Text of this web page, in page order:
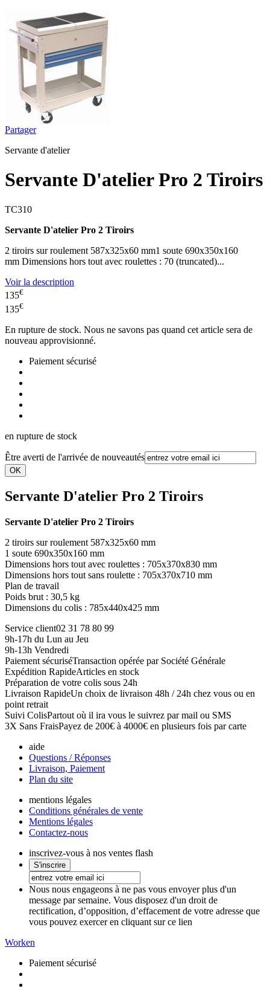
Partager
Servante d'atelier
Servante D'atelier Pro 2 Tiroirs
TC310
Servante D'atelier Pro 2 Tiroirs
2 tiroirs sur roulement 587x325x60 mm1 soute 690x350x160
mm Dimensions hors tout avec roulettes : 70 (truncated)...
Voir la description
135€
135€
En rupture de stock. Nous ne savons pas quand cet article sera de
nouveau approvisionné.
Paiement sécurisé
en rupture de stock
Être averti de l'arrivée de nouveautés
Servante D'atelier Pro 2 Tiroirs
Servante D'atelier Pro 2 Tiroirs
2 tiroirs sur roulement 587x325x60 mm
1 soute 690x350x160 mm
Dimensions hors tout avec roulettes : 705x370x830 mm
Dimensions hors tout sans roulette : 705x370x710 mm
Plan de travail
Poids brut : 30,5 kg
Dimensions du colis : 785x440x425 mm
Service client02 31 78 80 99
9h-17h du Lun au Jeu
9h-13h Vendredi
Paiement sécuriséTransaction opérée par Société Générale
Expédition RapideArticles en stock
Préparation de votre colis sous 24h
Livraison RapideUn choix de livraison 48h / 24h chez vous ou en
point retrait
Suivi ColisPartout où il ira vous le suivrez par mail ou SMS
3X Sans FraisPayez de 200€ à 4000€ en plusieurs fois par carte
aide
Questions / Réponses
Livraison, Paiement
Plan du site
mentions légales
Conditions générales de vente
Mentions légales
Contactez-nous
inscrivez-vous à nos ventes flash
Nous nous engageons à ne pas vous envoyer plus d'un
message par semaine. Vous disposez d'un droit de
rectification, d’opposition, d’effacement de votre adresse que
vous pouvez exercer en cliquant sur ce lien
Worken
Paiement sécurisé